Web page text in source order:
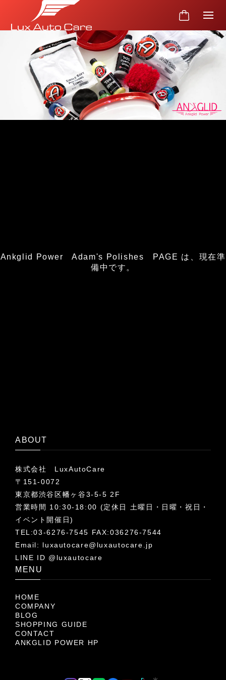
Ankglid Power Adam's Polishes PAGE は、現在準
備中です。
ABOUT
株式会社 LuxAutoCare
〒151-0072
東京都渋谷区幡ヶ谷3-5-5 2F
営業時間 10:30-18:00 (定休日 土曜日・日曜・祝日・
イベント開催日)
TEL:03-6276-7545 FAX:036276-7544
Email: luxautocare@luxautocare.jp
LINE ID @luxautocare
MENU
HOME
COMPANY
BLOG
SHOPPING GUIDE
CONTACT
ANKGLID POWER HP